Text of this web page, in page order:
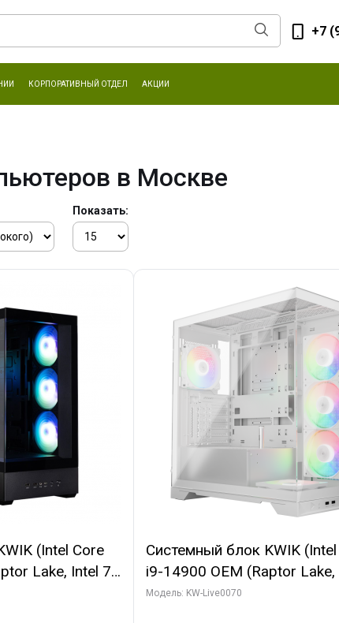
+7
КОРПОРАТИВНЫЙ ОТДЕЛ АКЦИИ
в Москве
Показать:
(Intel Core
Lake, Intel 7,
ГБ ОЗУ (2
Системный блок KWIK
i9-14900 OEM (Raptor Lake,
C24 16EC/8PC// 64 ГБ ОЗУ
Модель: KW-Live0070